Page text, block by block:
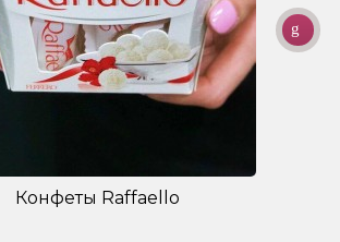
Конфеты Raffaello